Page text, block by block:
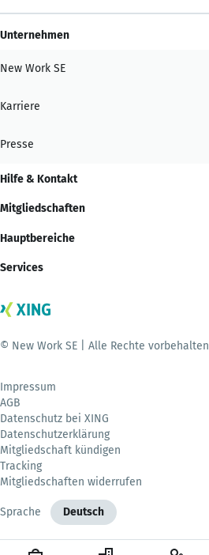
Unternehmen
New Work SE
Karriere
Presse
Hilfe & Kontakt
Mitgliedschaften
Hauptbereiche
Services
© New Work SE | Alle Rechte vorbehalten
Impressum
AGB
Datenschutz bei XING
Datenschutzerklärung
Mitgliedschaft kündigen
Tracking
Mitgliedschaften widerrufen
Sprache Deutsch